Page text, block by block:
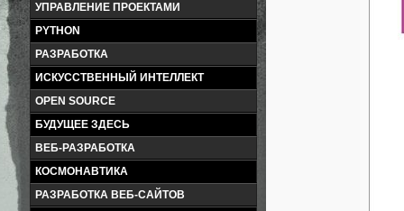
УПРАВЛЕНИЕ ПРОЕКТАМИ
PYTHON
РАЗРАБОТКА
ИСКУССТВЕННЫЙ ИНТЕЛЛЕКТ
OPEN SOURCE
БУДУЩЕЕ ЗДЕСЬ
ВЕБ-РАЗРАБОТКА
КОСМОНАВТИКА
РАЗРАБОТКА ВЕБ-САЙТОВ